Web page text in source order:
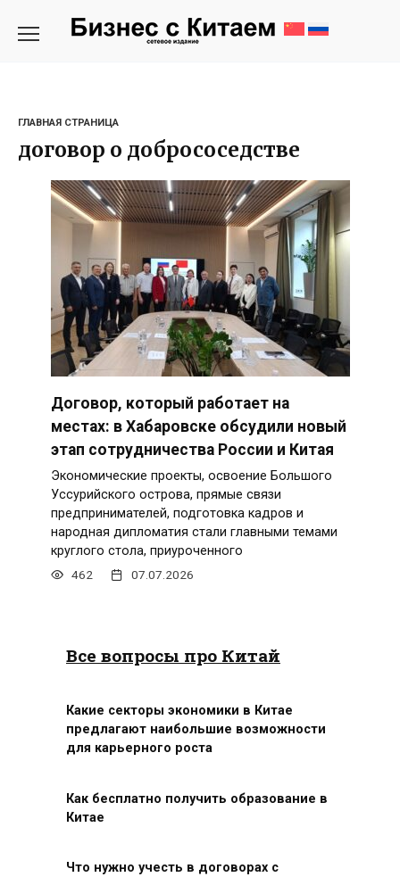
ГЛАВНАЯ СТРАНИЦА
договор о добрососедстве
Договор, который работает на
местах: в Хабаровске обсудили новый
этап сотрудничества России и Китая
Экономические проекты, освоение Большого
Уссурийского острова, прямые связи
предпринимателей, подготовка кадров и
народная дипломатия стали главными темами
круглого стола, приуроченного
462 07.07.2026
Все вопросы про Китай
Какие секторы экономики в Китае
предлагают наибольшие возможности
для карьерного роста
Как бесплатно получить образование в
Китае
Что нужно учесть в договорах с